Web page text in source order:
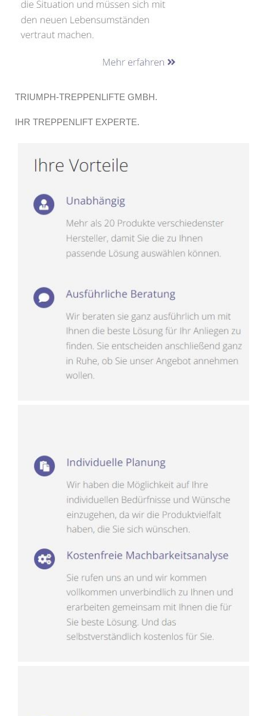
TRIUMPH-TREPPENLIFTE GMBH.
IHR TREPPENLIFT EXPERTE.